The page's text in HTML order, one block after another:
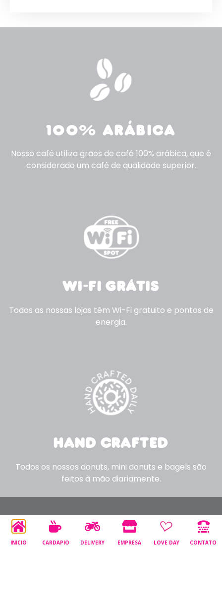
100% ARÁBICA
Nosso café utiliza grãos de café 100% arábica, que é
considerado um café de qualidade superior.
WI-FI GRÁTIS
Todos as nossas lojas têm Wi-Fi gratuito e pontos de
energia.
HAND CRAFTED
Todos os nossos donuts, mini donuts e bagels são
feitos à mão diariamente.
INICIO CARDAPIO DELIVERY EMPRESA LOVE DAY CONTATO